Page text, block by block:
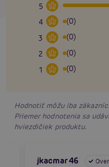
5
4
(0)
3
(0)
2
(0)
1
(0)
Hodnotiť môžu iba
Priemer hodnotenia sa
hviezdičiek produktu.
jkacmar46